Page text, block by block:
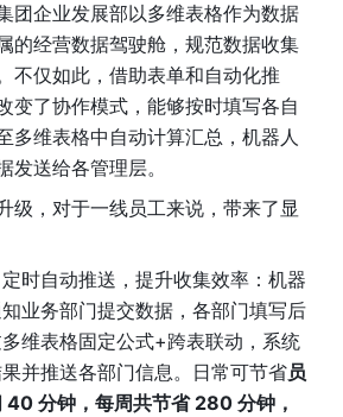
团企业发展部以多维表格作为数据
的经营数据驾驶舱，规范数据收集
不仅如此，借助表单和自动化推
变了协作模式，能够按时填写各自
多维表格中自动计算汇总，机器人
发送给各管理层。
级，对于一线员工来说，带来了显
时自动推送，提升收集效率：机器
业务部门提交数据，各部门填写后
维表格固定公式+跨表联动，系统
并推送各部门信息。日常可节省员
40 分钟，每周共节省 280 分钟，